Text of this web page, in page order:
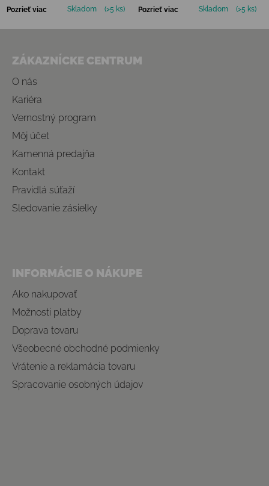
Pozrieť viac Skladom (>5 ks) Pozrieť viac Skladom (>5 ks)
ZÁKAZNÍCKE CENTRUM
O nás
Kariéra
Vernostný program
Môj účet
Kamenná predajňa
Kontakt
Pravidlá súťaží
Sledovanie zásielky
INFORMÁCIE O NÁKUPE
Ako nakupovať
Možnosti platby
Doprava tovaru
Všeobecné obchodné podmienky
Vrátenie a reklamácia tovaru
Spracovanie osobných údajov